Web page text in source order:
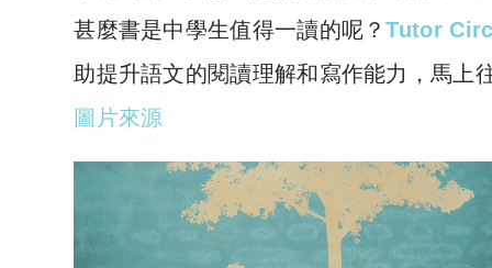
甚麼書是中學生值得一讀的呢？Tutor
助提升語文的閱讀理解和寫作能力，馬上
圖片來源